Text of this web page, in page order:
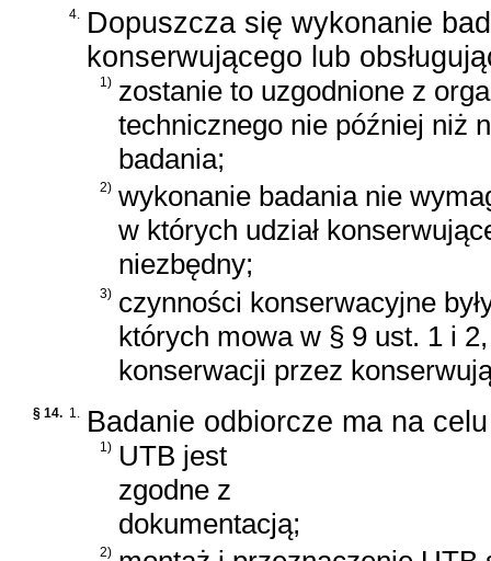
4. Dopuszcza się wykonanie
konserwującego lub
1) zostanie to uzgodnione z
technicznego nie później niż
badania;
2) wykonanie badania nie
w których udział
niezbędny;
3) czynności konserwacyjne
których mowa w § 9 ust. 1 i
konserwacji przez
§ 14. 1. Badanie odbiorcze ma na
1) UTB jest
zgodne z
dokumentacją;
2)